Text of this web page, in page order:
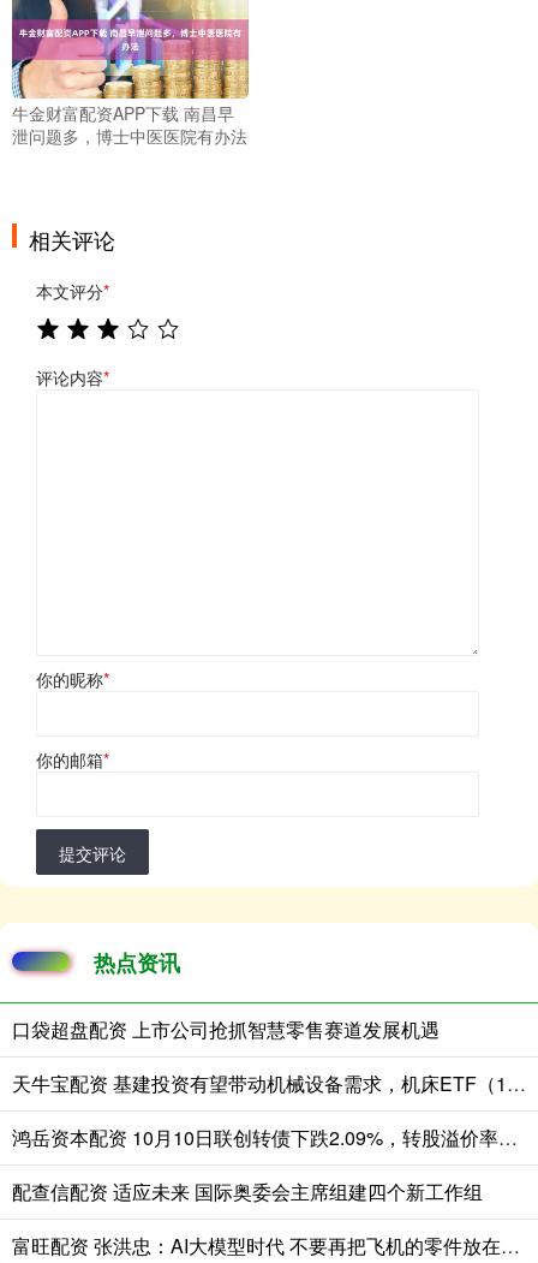
牛金财富配资APP下载 南昌早
泄问题多，博士中医医院有办法
相关评论
本文评分*
评论内容*
你的昵称*
你的邮箱*
提交评论
热点资讯
口袋超盘配资 上市公司抢抓智慧零售赛道发展机遇
天牛宝配资 基建投资有望带动机械设备需求，机床ETF（159663）涨1.15%
鸿岳资本配资 10月10日联创转债下跌2.09%，转股溢价率31.99%
配查信配资 适应未来 国际奥委会主席组建四个新工作组
富旺配资 张洪忠：AI大模型时代 不要再把飞机的零件放在马车上